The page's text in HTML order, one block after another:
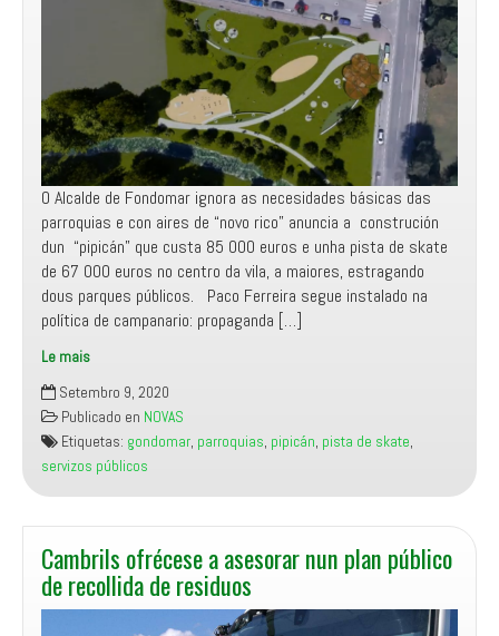
de
Borreiros
O Alcalde de Fondomar ignora as necesidades básicas das
parroquias e con aires de “novo rico” anuncia a construción
dun “pipicán” que custa 85 000 euros e unha pista de skate
de 67 000 euros no centro da vila, a maiores, estragando
dous parques públicos. Paco Ferreira segue instalado na
política de campanario: propaganda […]
Le mais
O
señor
Ferreira
volve
ignorar
as
demandas
das
parroquias
(saneamento,
Setembro 9, 2020
Publicado en NOVAS
Etiquetas: gondomar, parroquias, pipicán, pista de skate,
servizos públicos
Cambrils ofrécese a asesorar nun plan público
de recollida de residuos